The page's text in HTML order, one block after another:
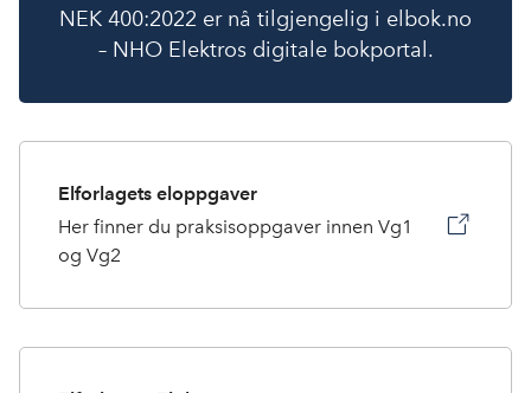
NEK 400:2022 er nå tilgjengelig i elbok.no
– NHO Elektros digitale bokportal.
Elforlagets eloppgaver
Her finner du praksisoppgaver innen Vg1
og Vg2